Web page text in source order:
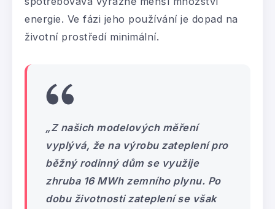
energie. Ve fázi jeho používání je dopad na
životní prostředí minimální.
„Z našich modelových měření
vyplývá, že na výrobu zateplení pro
běžný rodinný dům se využije
zhruba 16 MWh zemního plynu. Po
dobu životnosti zateplení se však